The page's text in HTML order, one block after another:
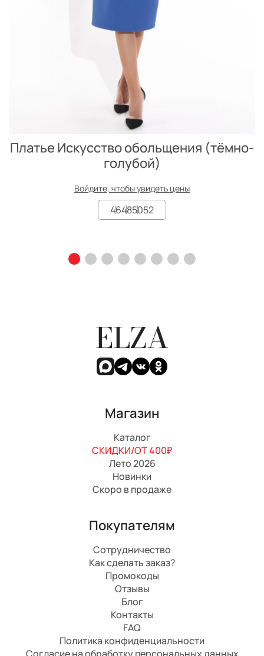
Платье Искусство обольщения (тёмно-
голубой)
Войдите, чтобы увидеть цены
46485052
ELZA
Магазин
Каталог
СКИДКИ/ОТ 400₽
Лето 2026
Новинки
Скоро в продаже
Покупателям
Сотрудничество
Как сделать заказ?
Промокоды
Отзывы
Блог
Контакты
FAQ
Политика конфиденциальности
Согласие на обработку персональных данных